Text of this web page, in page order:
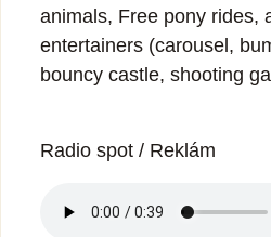
animals, Free pony rides,
entertainers (carousel,
bouncy castle, shooting
Radio spot / Reklám